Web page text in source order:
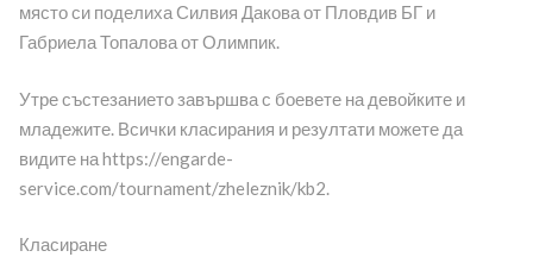
място си поделиха Силвия Дакова от Пловдив БГ и
Габриела Топалова от Олимпик.
Утре състезанието завършва с боевете на девойките и
младежите. Всички класирания и резултати можете да
видите на https://engarde-
service.com/tournament/zheleznik/kb2.
Класиране